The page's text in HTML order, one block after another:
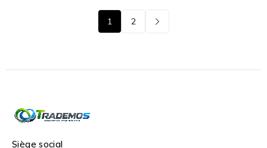
1 2
Siège social